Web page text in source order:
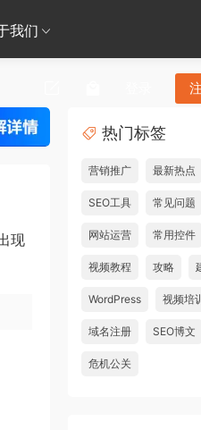
我们
现
热门标签
营销推广 最新热点
SEO工具 常见问题
网站运营 常用控件
视频教程 攻略
WordPress 视频培
域名注册 SEO博文
危机公关